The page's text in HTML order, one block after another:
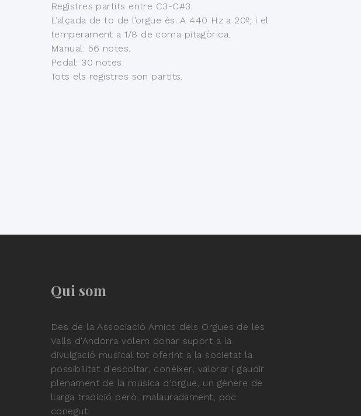
Registres partits entre C3-C#3.
L’alçada de to de l’orgue és: A 440 Hz a 20º; i el
temperament a 1/8 de coma pitagòrica.
Manual: 56 notes.
Pedal: 30 notes.
Tots els registres son partits.
Qui som
Des de la Associació Amics dels Orgues de les
Valls d'Andorra volem donar suport a la
divulgació musical tot oferint a la societat la
possibilitat d'escoltar, conèixer, valorar i gaudir
plenament de la música d'orgue, un gènere de
llarga tradició però, malauradament, poc
conegut.